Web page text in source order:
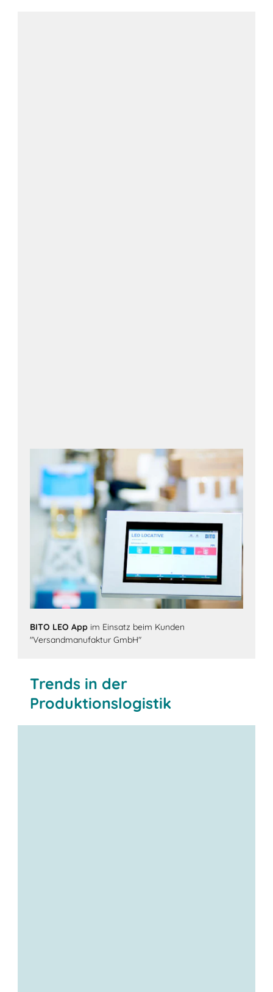
BITO LEO App im Einsatz beim Kunden
"Versandmanufaktur GmbH"
Trends in der
Produktionslogistik